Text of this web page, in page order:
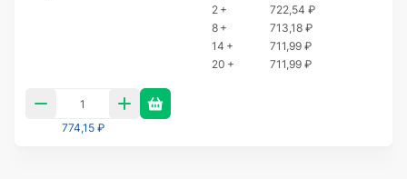
2 +
722,54 ₽
8 +
713,18 ₽
14 +
711,99 ₽
20 +
711,99 ₽
774,15 ₽